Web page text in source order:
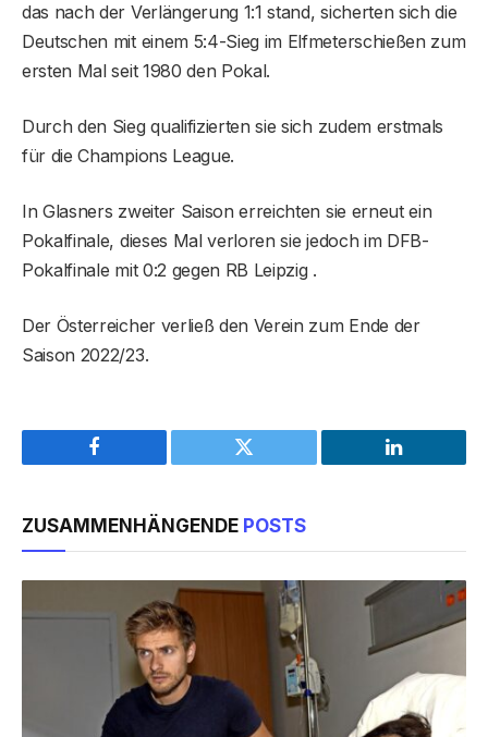
das nach der Verlängerung 1:1 stand, sicherten sich die
Deutschen mit einem 5:4-Sieg im Elfmeterschießen zum
ersten Mal seit 1980 den Pokal.
Durch den Sieg qualifizierten sie sich zudem erstmals
für die Champions League.
In Glasners zweiter Saison erreichten sie erneut ein
Pokalfinale, dieses Mal verloren sie jedoch im DFB-
Pokalfinale mit 0:2 gegen RB Leipzig .
Der Österreicher verließ den Verein zum Ende der
Saison 2022/23.
Facebook Twitter LinkedIn
ZUSAMMENHÄNGENDE POSTS